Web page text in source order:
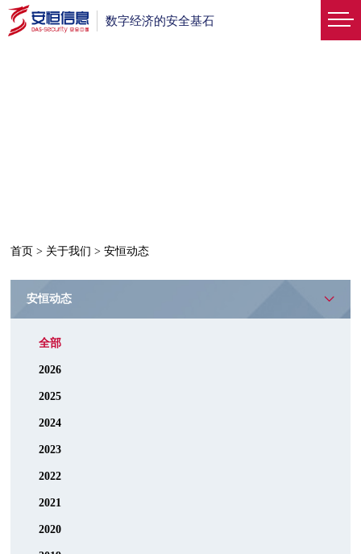
数字经济的安全基石
首页 > 关于我们 >安恒动态
安恒动态
全部
2026
2025
2024
2023
2022
2021
2020